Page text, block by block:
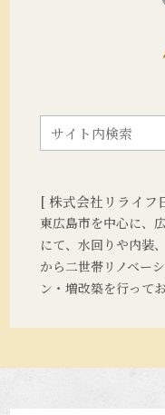
[ 株式会社リライ
東広島市を中心に、
にて、水回りや内装
から二世帯リノベー
ン・増改築を行ってお